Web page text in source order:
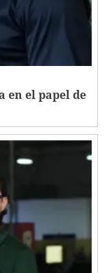
en el papel de